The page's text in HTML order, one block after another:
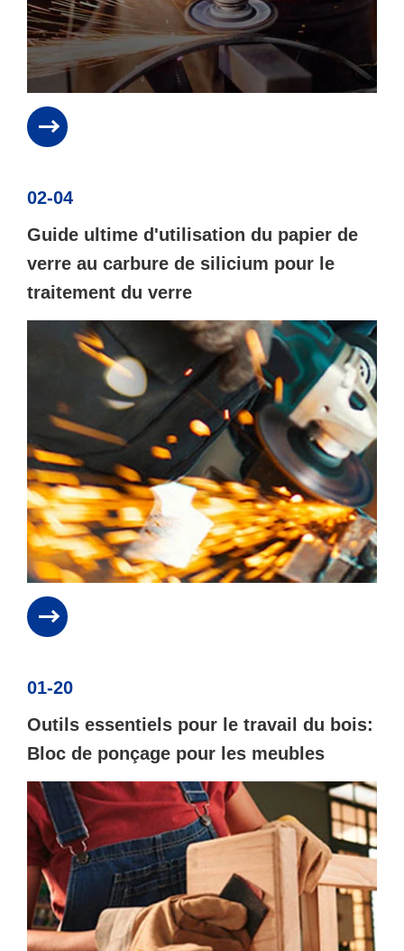
02-04
Guide ultime d'utilisation du papier de
verre au carbure de silicium pour le
traitement du verre
01-20
Outils essentiels pour le travail du bois:
Bloc de ponçage pour les meubles